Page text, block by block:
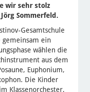
wir sehr stolz
Sommerfeld.
Gesamtschule
gemeinsam ein
wählen die
aus dem
Euphonium,
Die Kinder
Klassenorchester,